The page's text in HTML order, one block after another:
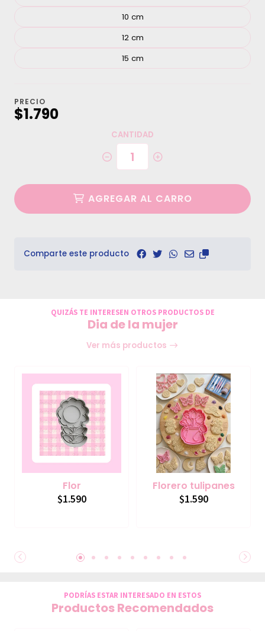
10 cm
12 cm
15 cm
PRECIO
$1.790
CANTIDAD
AGREGAR AL CARRO
Comparte este producto
QUIZÁS TE INTERESEN OTROS PRODUCTOS DE
Dia de la mujer
Ver más productos
Flor
$1.590
Florero tulipanes
$1.590
PODRÍAS ESTAR INTERESADO EN ESTOS
Productos Recomendados